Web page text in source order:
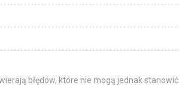
błędów, które nie mogą jednak stanowić